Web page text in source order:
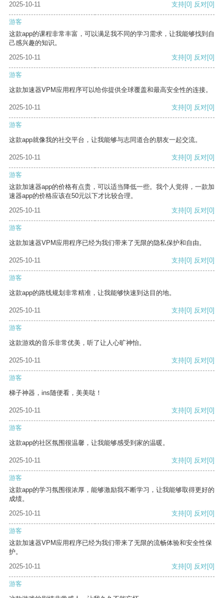
2025-10-11 支持[0] 反对[0]
游客
这款app的课程非常丰富，可以满足我不同的学习需求，让我能够找到自
己感兴趣的知识。
2025-10-11
支持[0] 反对[0]
游客
这款加速器VPM应用程序可以给你提供全球覆盖和最高安全性的连接。
2025-10-11 支持[0] 反对[0]
游客
这款app就像我的社交平台，让我能够与志同道合的朋友一起交流。
2025-10-11 支持[0] 反对[0]
游客
这款加速器app的价格有点贵，可以适当降低一些。我个人觉得，一款加
速器app的价格应该在50元以下才比较合理。
2025-10-11
支持[0] 反对[0]
游客
这款加速器VPM应用程序已经为我们带来了无限的隐私保护和自由。
2025-10-11 支持[0] 反对[0]
游客
这款app的路线规划非常精准，让我能够快速到达目的地。
2025-10-11 支持[0] 反对[0]
游客
这款游戏的音乐非常优美，听了让人心旷神怡。
2025-10-11 支持[0] 反对[0]
游客
梯子神器，ins随便看，美美哒！
2025-10-11 支持[0] 反对[0]
游客
这款app的社区氛围很温馨，让我能够感受到家的温暖。
2025-10-11 支持[0] 反对[0]
游客
这款app的学习氛围很浓厚，能够激励我不断学习，让我能够取得更好的
成绩。
2025-10-11
支持[0] 反对[0]
游客
这款加速器VPM应用程序已经为我们带来了无限的流畅体验和安全性保
护。
2025-10-11
支持[0] 反对[0]
游客